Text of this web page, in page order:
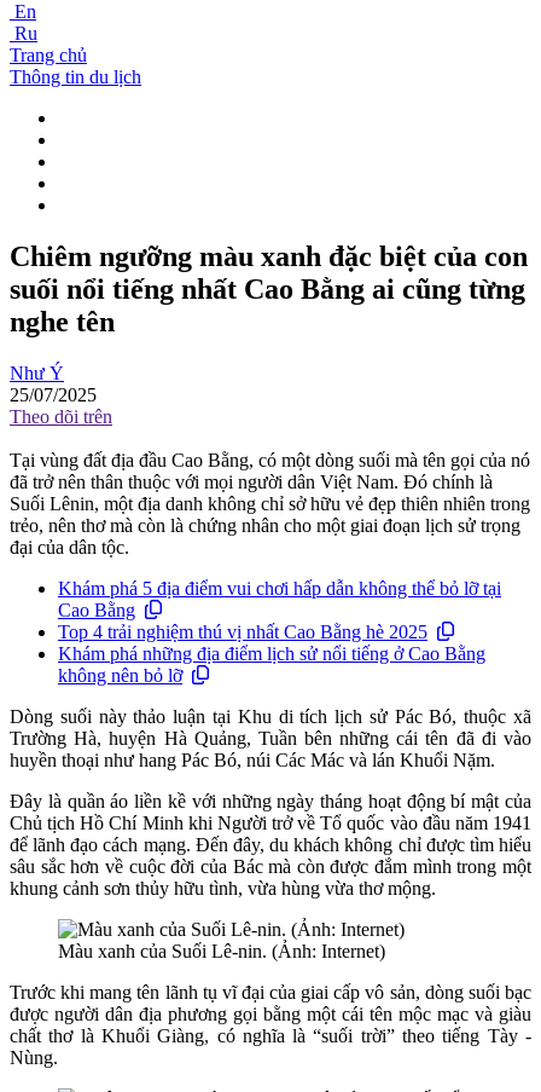
En
Ru
Trang chủ
Thông tin du lịch
Chiêm ngưỡng màu xanh đặc biệt của con
suối nổi tiếng nhất Cao Bằng ai cũng từng
nghe tên
Như Ý
25/07/2025
Theo dõi trên
Tại vùng đất địa đầu Cao Bằng, có một dòng suối mà tên gọi của nó
đã trở nên thân thuộc với mọi người dân Việt Nam. Đó chính là
Suối Lênin, một địa danh không chỉ sở hữu vẻ đẹp thiên nhiên trong
trẻo, nên thơ mà còn là chứng nhân cho một giai đoạn lịch sử trọng
đại của dân tộc.
Khám phá 5 địa điểm vui chơi hấp dẫn không thể bỏ lỡ tại
Cao Bằng
Top 4 trải nghiệm thú vị nhất Cao Bằng hè 2025
Khám phá những địa điểm lịch sử nổi tiếng ở Cao Bằng
không nên bỏ lỡ
Dòng suối này thảo luận tại Khu di tích lịch sử Pác Bó, thuộc xã
Trường Hà, huyện Hà Quảng, Tuần bên những cái tên đã đi vào
huyền thoại như hang Pác Bó, núi Các Mác và lán Khuổi Nặm.
Đây là quần áo liền kề với những ngày tháng hoạt động bí mật của
Chủ tịch Hồ Chí Minh khi Người trở về Tổ quốc vào đầu năm 1941
để lãnh đạo cách mạng. Đến đây, du khách không chỉ được tìm hiểu
sâu sắc hơn về cuộc đời của Bác mà còn được đắm mình trong một
khung cảnh sơn thủy hữu tình, vừa hùng vừa thơ mộng.
Màu xanh của Suối Lê-nin. (Ảnh: Internet)
Trước khi mang tên lãnh tụ vĩ đại của giai cấp vô sản, dòng suối bạc
được người dân địa phương gọi bằng một cái tên mộc mạc và giàu
chất thơ là Khuổi Giàng, có nghĩa là “suối trời” theo tiếng Tày -
Nùng.